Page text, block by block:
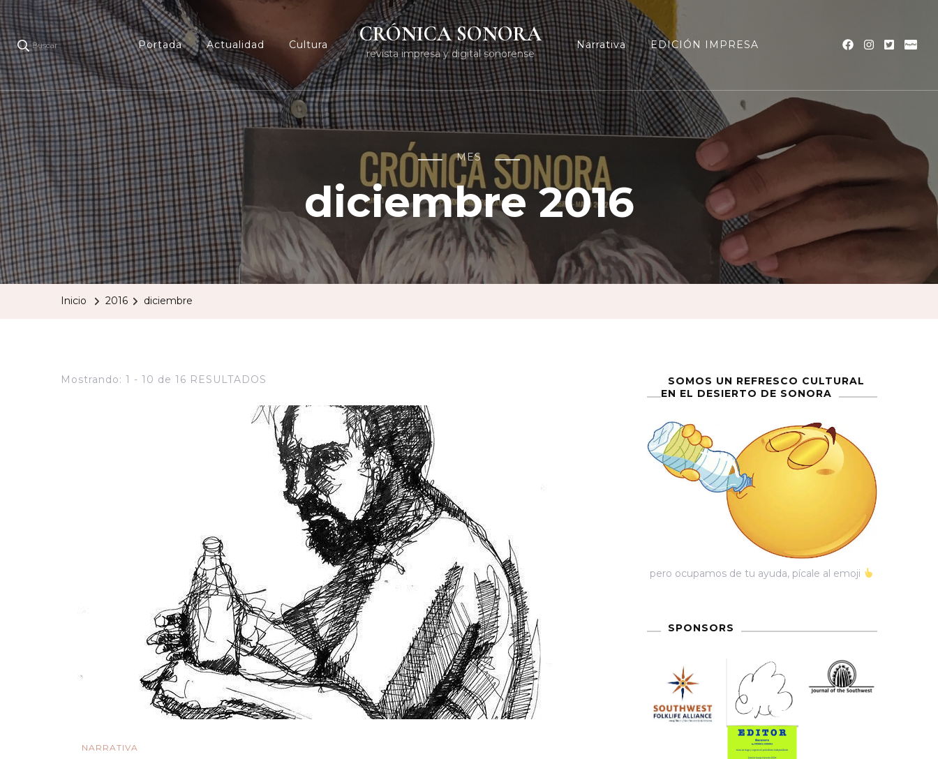
Buscar Portada Actualidad Cultura CRÓNICA SONORA
revista impresa y digital sonorense
Narrativa EDICIÓN IMPRESA
MES
diciembre 2016
Inicio 2016 diciembre
Mostrando: 1 - 10 de 16 RESULTADOS
NARRATIVA
SOMOS UN REFRESCO CULTURAL
EN EL DESIERTO DE SONORA
pero ocupamos de tu ayuda, pícale al emoji
SPONSORS